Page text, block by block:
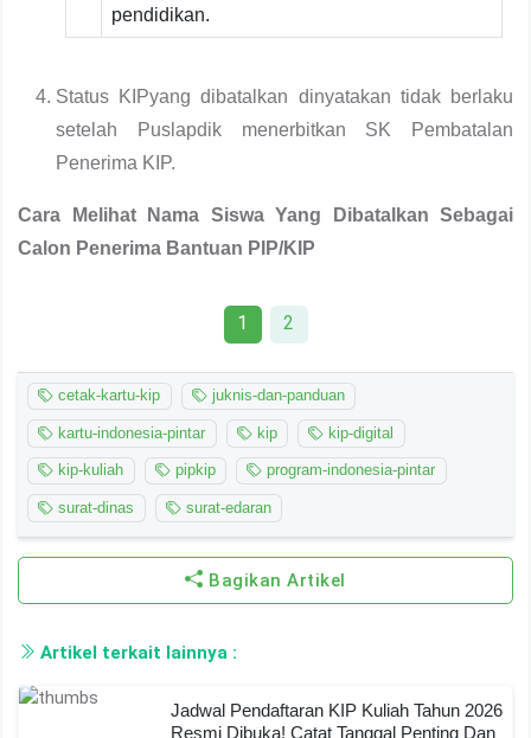
pendidikan.
Status KIPyang dibatalkan dinyatakan tidak berlaku
setelah Puslapdik menerbitkan SK Pembatalan
Penerima KIP.
Cara Melihat Nama Siswa Yang Dibatalkan Sebagai
Calon Penerima Bantuan PIP/KIP
1 2
cetak-kartu-kip juknis-dan-panduan
kartu-indonesia-pintar kip kip-digital
kip-kuliah pipkip program-indonesia-pintar
surat-dinas surat-edaran
Bagikan Artikel
Artikel terkait lainnya :
Jadwal Pendaftaran KIP Kuliah Tahun 2026
Resmi Dibuka! Catat Tanggal Penting Dan